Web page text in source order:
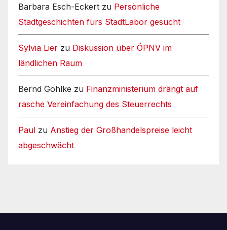
Barbara Esch-Eckert zu Persönliche
Stadtgeschichten fürs StadtLabor gesucht
Sylvia Lier zu Diskussion über ÖPNV im
ländlichen Raum
Bernd Gohlke zu Finanzministerium drängt auf
rasche Vereinfachung des Steuerrechts
Paul zu Anstieg der Großhandelspreise leicht
abgeschwächt